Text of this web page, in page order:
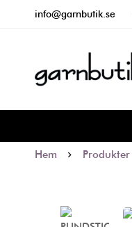
info@garnbutik.se
Hem Produkter